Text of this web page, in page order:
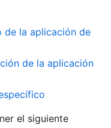
de la aplicación de
de la aplicación
el siguiente